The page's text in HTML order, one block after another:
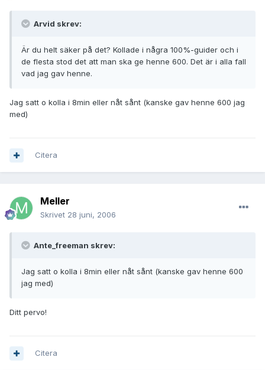
Arvid skrev:
Är du helt säker på det? Kollade i några 100%-guider och i
de flesta stod det att man ska ge henne 600. Det är i alla fall
vad jag gav henne.
Jag satt o kolla i 8min eller nåt sånt (kanske gav henne 600 jag
med)
Citera
Meller
Skrivet 28 juni, 2006
Ante_freeman skrev:
Jag satt o kolla i 8min eller nåt sånt (kanske gav henne 600
jag med)
Ditt pervo!
Citera